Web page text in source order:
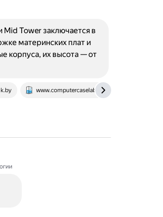
www.computercaselab.com
Tower заключается в
материнских плат и
корпуса, их высота — от